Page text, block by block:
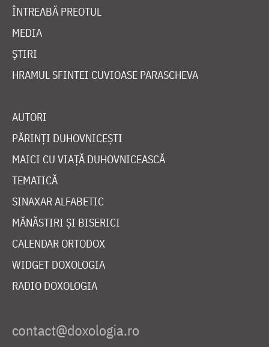
ÎNTREABĂ PREOTUL
MEDIA
ȘTIRI
HRAMUL SFINTEI CUVIOASE PARASCHEVA
AUTORI
PĂRINȚI DUHOVNICEȘTI
MAICI CU VIAȚĂ DUHOVNICEASCĂ
TEMATICĂ
SINAXAR ALFABETIC
MĂNĂSTIRI ȘI BISERICI
CALENDAR ORTODOX
WIDGET DOXOLOGIA
RADIO DOXOLOGIA